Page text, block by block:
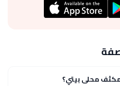
محلى بيتي؟